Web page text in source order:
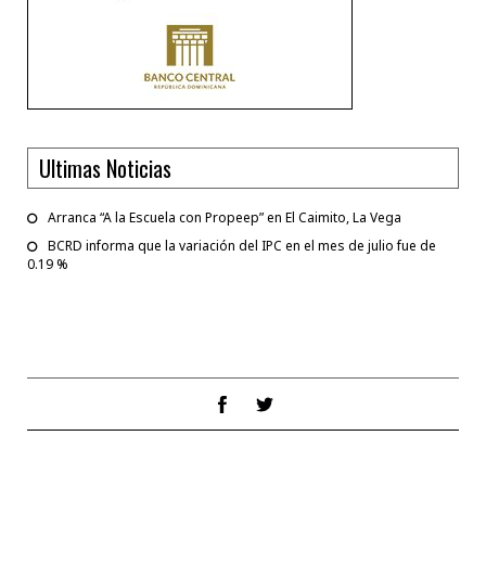
Ultimas Noticias
Arranca “A la Escuela con Propeep” en El Caimito, La Vega
BCRD informa que la variación del IPC en el mes de julio fue de
0.19 %